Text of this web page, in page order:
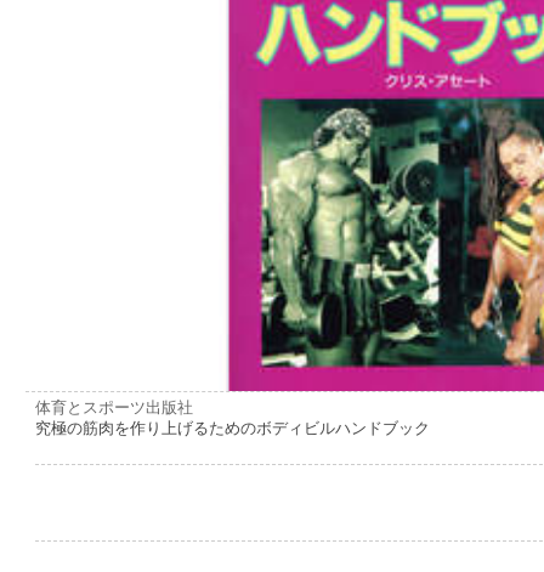
体育とスポーツ出版社
究極の筋肉を作り上げるためのボディビルハンドブック